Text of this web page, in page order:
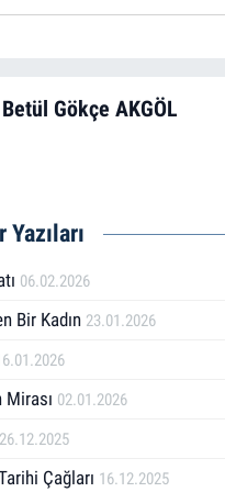
Betül Gökçe AKGÖL
Yazıları
06.02.2026
Bir Kadın 23.01.2026
Mirası 02.01.2026
26.12.2025
Çağları 16.12.2025